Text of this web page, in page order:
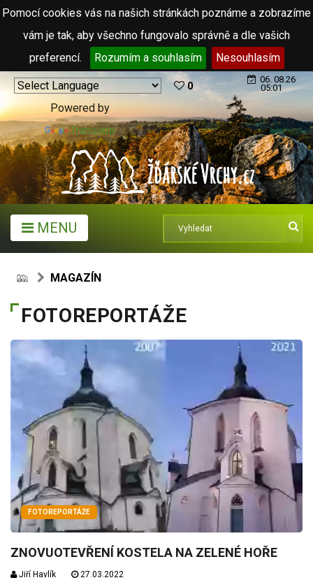
Pomocí cookies vás na našich stránkách poznáme a zobrazíme
vám je tak, aby všechno fungovalo správně a dle vašich
preferencí.
Rozumím a souhlasím Nesouhlasím
Powered by
Translate
0
06. 08.26
05:01
MENU
MAGAZÍN
FOTOREPORTÁŽE
FOTOREPORTÁŽE
ZNOVUOTEVŘENÍ KOSTELA NA ZELENÉ HOŘE
Jiří Havlík 27.03.2022